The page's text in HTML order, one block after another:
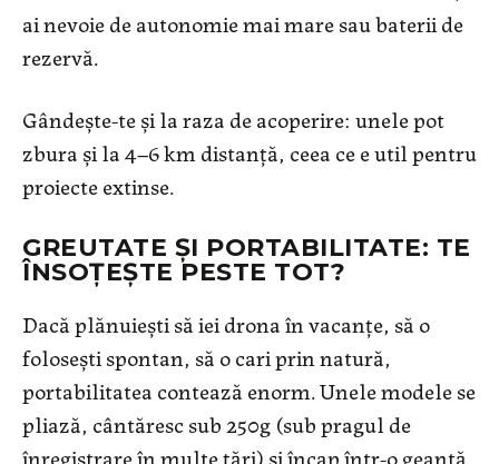
ai nevoie de autonomie mai mare sau baterii de
rezervă.
Gândește-te și la raza de acoperire: unele pot
zbura și la 4–6 km distanță, ceea ce e util pentru
proiecte extinse.
GREUTATE ȘI PORTABILITATE: TE
ÎNSOȚEȘTE PESTE TOT?
Dacă plănuiești să iei drona în vacanțe, să o
folosești spontan, să o cari prin natură,
portabilitatea contează enorm. Unele modele se
pliază, cântăresc sub 250g (sub pragul de
înregistrare în multe țări) și încap într-o geantă